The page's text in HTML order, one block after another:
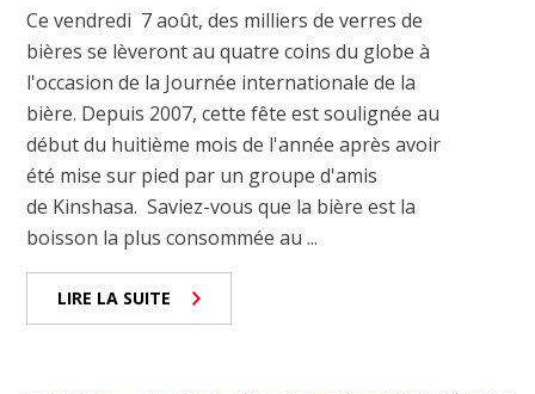
Ce vendredi 7 août, des milliers de verres de
bières se lèveront au quatre coins du globe à
l'occasion de la Journée internationale de la
bière. Depuis 2007, cette fête est soulignée au
début du huitième mois de l'année après avoir
été mise sur pied par un groupe d'amis
de Kinshasa. Saviez-vous que la bière est la
boisson la plus consommée au ...
LIRE LA SUITE